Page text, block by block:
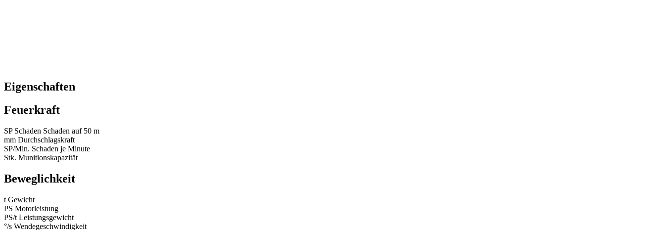
Eigenschaften
Feuerkraft
SP Schaden Schaden auf 50 m
mm Durchschlagskraft
SP/Min. Schaden je Minute
Stk. Munitionskapazität
Beweglichkeit
t Gewicht
PS Motorleistung
PS/t Leistungsgewicht
°/s Wendegeschwindigkeit